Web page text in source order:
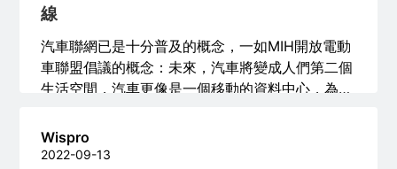
線
汽車聯網已是十分普及的概念，一如MIH開放電動
車聯盟倡議的概念：未來，汽車將變成人們第二個
生活空間，汽車更像是一個移動的資料中心，為了
全就是關鍵，在MIH聯盟之中便設有Security &
OTA工作小組專門研究網路安全，從供應商管理、
Wispro
2022-09-13